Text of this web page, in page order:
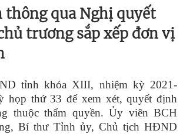
qua Nghị quyết
trương sắp xếp đơn vị
tỉnh khóa XIII, nhiệm kỳ 2021-
họp thứ 33 để xem xét, quyết định
thuộc thẩm quyền. Ủy viên BCH
Bí thư Tỉnh ủy, Chủ tịch HĐND